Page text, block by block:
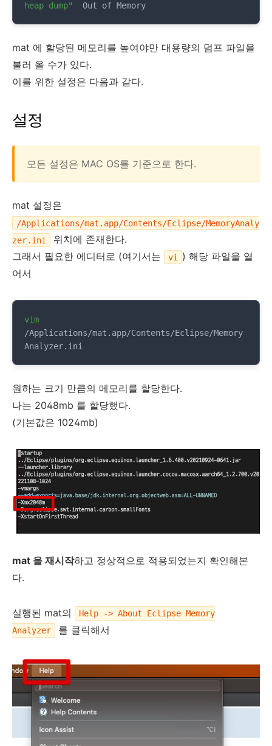
heap dump"
  Out of Memory
mat 에 할당된 메모리를 높여야만 대용량의 덤프 파일을
불러 올 수가 있다.
이를 위한 설정은 다음과 같다.
설정
모든 설정은 MAC OS를 기준으로 한다.
mat 설정은
/Applications/mat.app/Contents/Eclipse/MemoryAnaly
zer.ini
위치에 존재한다.
그래서 필요한 에디터로 (여기서는
vi
) 해당 파일을 열
어서
vim
/Applications/mat.app/Contents/Eclipse/Memory
Analyzer.ini
원하는 크기 만큼의 메모리를 할당한다.
나는 2048mb 를 할당했다.
(기본값은 1024mb)
mat 을 재시작하고 정상적으로 적용되었는지 확인해본
다.
실행된 mat의
Help -> About Eclipse Memory
Analyzer
를 클릭해서